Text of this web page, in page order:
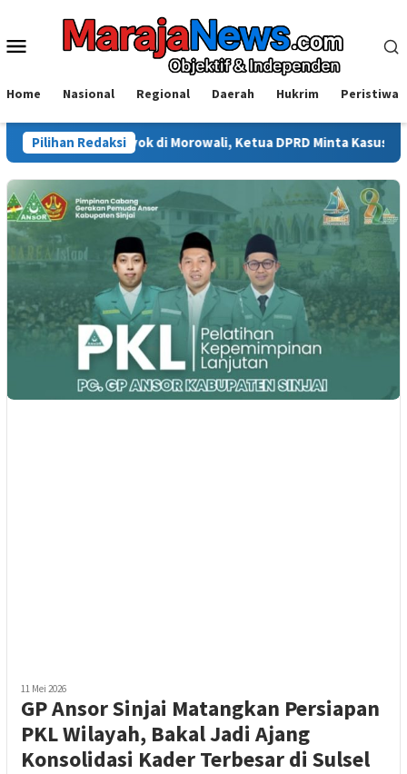
konten
Menu
Home Nasional Regional Daerah Hukrim Peristiwa
Pilihan Redaksi
di Morowali, Ketua DPRD Minta Kasus Diusut Tuntas
11 Mei 2026
GP Ansor Sinjai Matangkan Persiapan
PKL Wilayah, Bakal Jadi Ajang
Konsolidasi Kader Terbesar di Sulsel